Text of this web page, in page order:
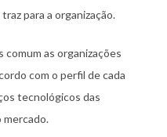
para a organização.
comum as organizações
com o perfil de cada
tecnológicos das